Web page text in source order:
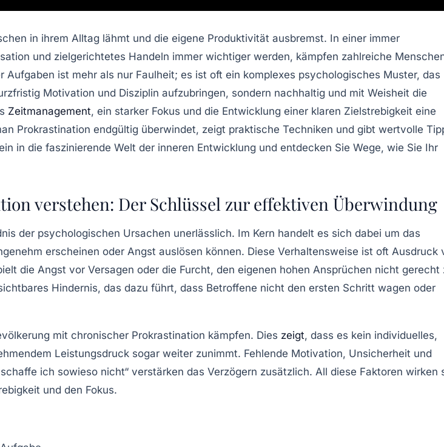
in ihrem Alltag lähmt und die eigene Produktivität ausbremst. In einer immer
und zielgerichtetes Handeln immer wichtiger werden, kämpfen zahlreiche
ist mehr als nur Faulheit; es ist oft ein komplexes psychologisches Muster, das
Motivation und Disziplin aufzubringen, sondern nachhaltig und mit Weisheit die
Zeitmanagement, ein starker Fokus und die Entwicklung einer klaren Zielstrebigkeit eine
Prokrastination endgültig überwindet, zeigt praktische Techniken und gibt wertvolle
in die faszinierende Welt der inneren Entwicklung und entdecken Sie Wege, wie Sie Ihr
verstehen: Der Schlüssel zur effektiven Überwindung
der psychologischen Ursachen unerlässlich. Im Kern handelt es sich dabei um das
erscheinen oder Angst auslösen können. Diese Verhaltensweise ist oft Ausdruck
die Angst vor Versagen oder die Furcht, den eigenen hohen Ansprüchen nicht gerecht
Hindernis, das dazu führt, dass Betroffene nicht den ersten Schritt wagen oder
mit chronischer Prokrastination kämpfen. Dies zeigt, dass es kein individuelles,
Leistungsdruck sogar weiter zunimmt. Fehlende Motivation, Unsicherheit und
ich sowieso nicht“ verstärken das Verzögern zusätzlich. All diese Faktoren wirken
und den Fokus.